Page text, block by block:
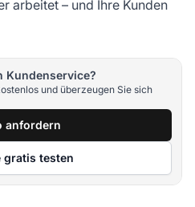
arbeitet – und Ihre Kunden
Kundenservice?
und überzeugen Sie sich
anfordern
gratis testen